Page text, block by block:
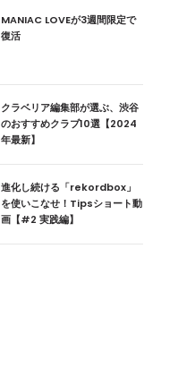
MANIAC LOVEが3週間限定で
復活
クラベリア編集部が選ぶ、渋谷
のおすすめクラブ10選【2024
年最新】
進化し続ける「rekordbox」
を使いこなせ！Tipsショート動
画【#2 実践編】